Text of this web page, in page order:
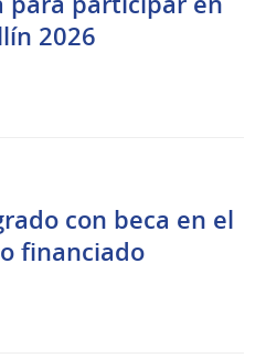
2026
con beca en el
financiado